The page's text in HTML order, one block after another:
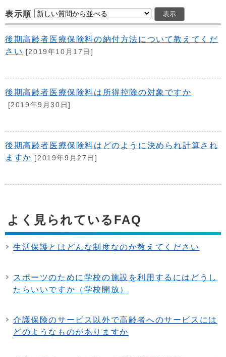
表示順
後期高齢者医療保険料の納付方法について教えてくだ
さい [2019年10月17日]
後期高齢者医療保険料は所得控除の対象ですか
[2019年9月30日]
後期高齢者医療保険料はどのように決められ計算され
ますか [2019年9月27日]
よく見られているFAQ
生活保護とはどんな制度なのか教えてください
スポーツのために学校の施設を利用するにはどうし
たらいいですか（学校開放）
介護保険のサービス以外で高齢者へのサービスには
どのようなものがありますか